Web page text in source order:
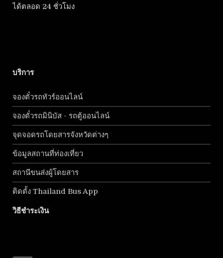
ได้ตลอด 24 ชั่วโมง
บริการ
จองตั๋วรถทัวร์ออนไลน์
จองตั๋วรถมินิบัส - รถตู้ออนไลน์
จุดจอดรถโดยสารจังหวัดต่างๆ
ข้อมูลสถานที่ท่องเที่ยว
สถานีขนส่งผู้โดยสาร
ติดตั้ง Thailand Bus App
วิธีชำระเงิน